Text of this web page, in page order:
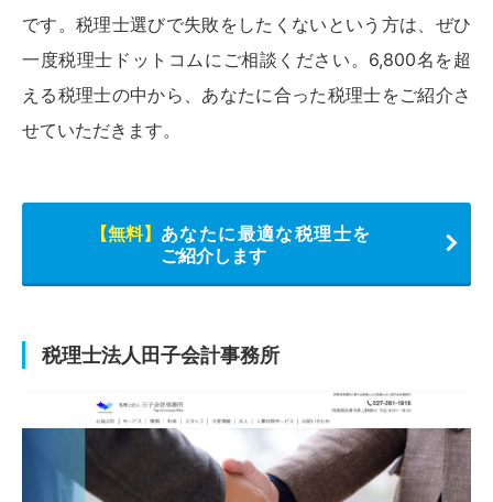
です。税理士選びで失敗をしたくないという方は、ぜひ
一度税理士ドットコムにご相談ください。6,800名を超
える税理士の中から、あなたに合った税理士をご紹介さ
せていただきます。
【無料】 あなたに最適な税理士を
ご紹介します
税理士法人田子会計事務所
【無料】あなたに最適な税理士をご紹介し